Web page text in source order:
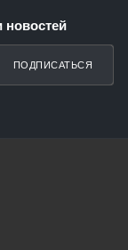
новостей
ПОДПИСАТЬСЯ